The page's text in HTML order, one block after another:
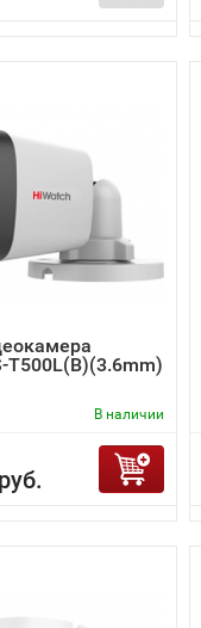
T500L(B)(3.6mm)
В наличии